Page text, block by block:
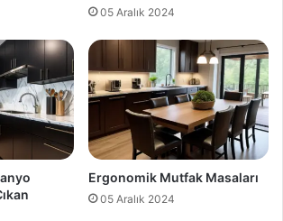
05 Aralık 2024
Ergonomik Mutfak Masaları
05 Aralık 2024